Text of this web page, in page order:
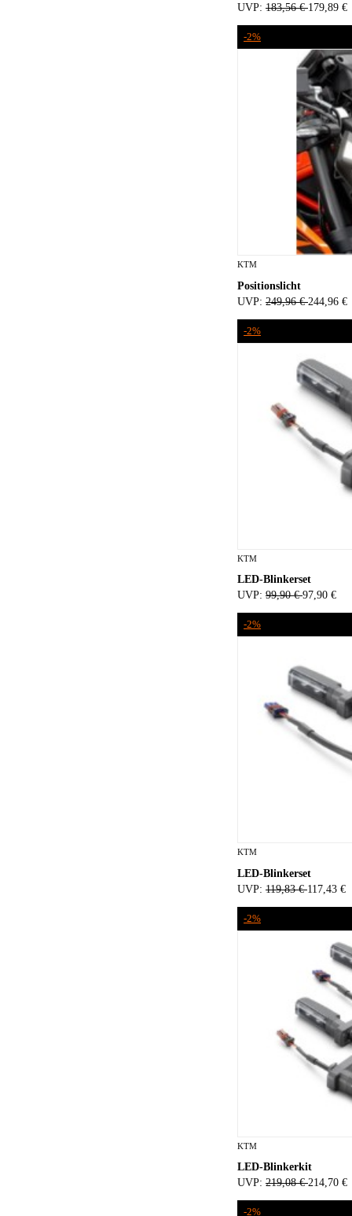
UVP: 183,56 € 179,89 €
-2%
KTM
Positionslicht
UVP: 249,96 € 244,96 €
-2%
KTM
LED-Blinkerset
UVP: 99,90 € 97,90 €
-2%
KTM
LED-Blinkerset
UVP: 119,83 € 117,43 €
-2%
KTM
LED-Blinkerkit
UVP: 219,08 € 214,70 €
-2%